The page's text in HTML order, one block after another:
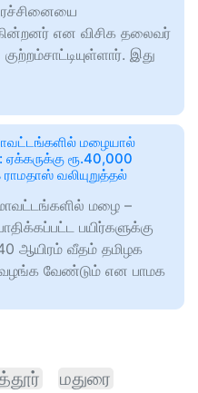
என விசிக தலைவர்
இது
மழையால்
ரூ.40,000
வலியுறுத்தல்
மழை –
பயிர்களுக்கு
ஆயிரம் வீதம் தமிழக
வழங்க வேண்டும் என பாமக
மதுரை